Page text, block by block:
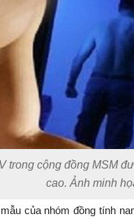
trong cộng đồng MSM
cao. Ảnh minh
của nhóm đồng tính